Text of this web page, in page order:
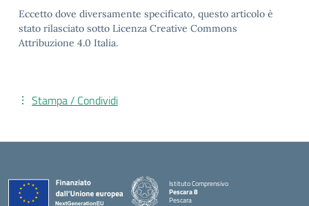
Eccetto dove diversamente specificato, questo articolo è
stato rilasciato sotto Licenza Creative Commons
Attribuzione 4.0 Italia.
Stampa / Condividi
Istituto Comprensivo
Pescara 8
Pescara